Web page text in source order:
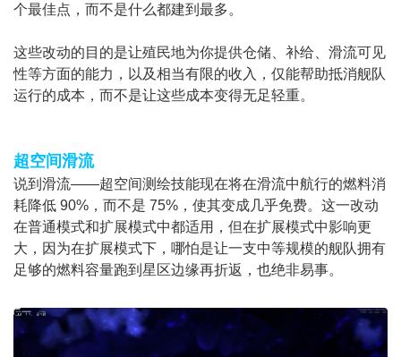
个最佳点，而不是什么都建到最多。
这些改动的目的是让殖民地为你提供仓储、补给、滑流可见
性等方面的能力，以及相当有限的收入，仅能帮助抵消舰队
运行的成本，而不是让这些成本变得无足轻重。
超空间滑流
说到滑流——超空间测绘技能现在将在滑流中航行的燃料消
耗降低 90%，而不是 75%，使其变成几乎免费。这一改动
在普通模式和扩展模式中都适用，但在扩展模式中影响更
大，因为在扩展模式下，哪怕是让一支中等规模的舰队拥有
足够的燃料容量跑到星区边缘再折返，也绝非易事。